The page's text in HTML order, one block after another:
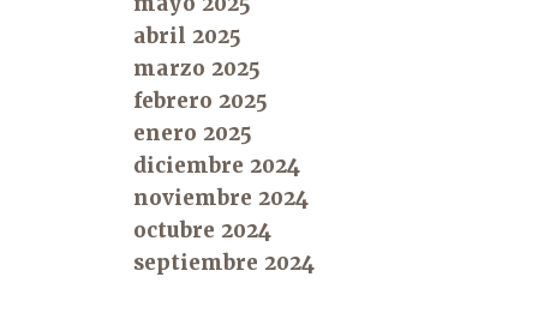
abril 2025
marzo 2025
febrero 2025
enero 2025
diciembre 2024
noviembre 2024
octubre 2024
septiembre 2024